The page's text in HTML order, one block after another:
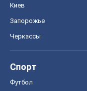
Киев
Запорожье
Черкассы
Спорт
Футбол